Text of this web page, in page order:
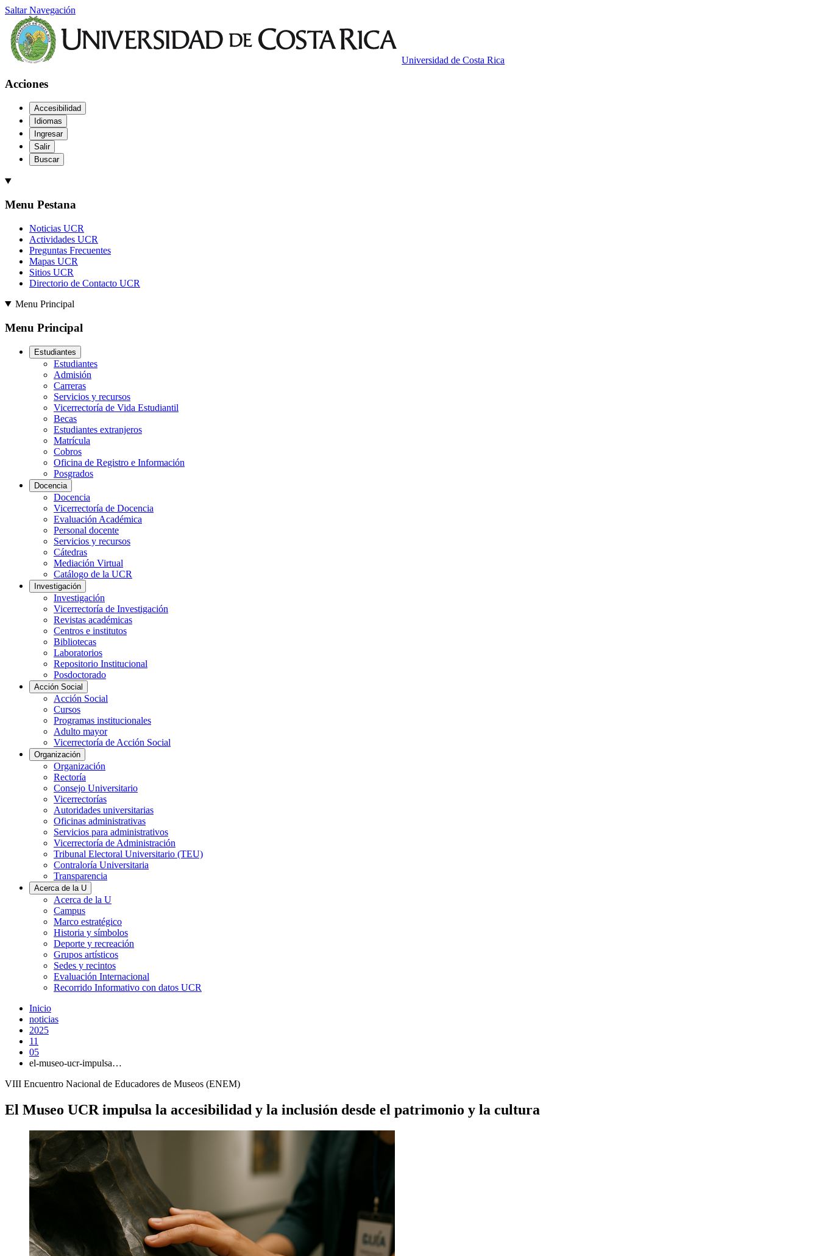
Saltar Navegación
Universidad de Costa Rica
Acciones
Accesibilidad
Idiomas
Ingresar
Salir
Buscar
Menu Pestana
Noticias UCR
Actividades UCR
Preguntas Frecuentes
Mapas UCR
Sitios UCR
Directorio de Contacto UCR
Menu Principal
Menu Principal
Estudiantes
Estudiantes
Admisión
Carreras
Servicios y recursos
Vicerrectoría de Vida Estudiantil
Becas
Estudiantes extranjeros
Matrícula
Cobros
Oficina de Registro e Información
Posgrados
Docencia
Docencia
Vicerrectoría de Docencia
Evaluación Académica
Personal docente
Servicios y recursos
Cátedras
Mediación Virtual
Catálogo de la UCR
Investigación
Investigación
Vicerrectoría de Investigación
Revistas académicas
Centros e institutos
Bibliotecas
Laboratorios
Repositorio Institucional
Posdoctorado
Acción Social
Acción Social
Cursos
Programas institucionales
Adulto mayor
Vicerrectoría de Acción Social
Organización
Organización
Rectoría
Consejo Universitario
Vicerrectorías
Autoridades universitarias
Oficinas administrativas
Servicios para administrativos
Vicerrectoría de Administración
Tribunal Electoral Universitario (TEU)
Contraloría Universitaria
Transparencia
Acerca de la U
Acerca de la U
Campus
Marco estratégico
Historia y símbolos
Deporte y recreación
Grupos artísticos
Sedes y recintos
Evaluación Internacional
Recorrido Informativo con datos UCR
Inicio
noticias
2025
11
05
el-museo-ucr-impulsa…
VIII Encuentro Nacional de Educadores de Museos (ENEM)
El Museo UCR impulsa la accesibilidad y la inclusión desde el patrimonio y la cultura